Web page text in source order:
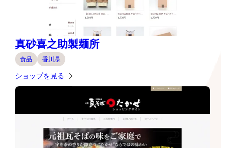
真砂喜之助製麺所
食品 香川県
ショップを見る